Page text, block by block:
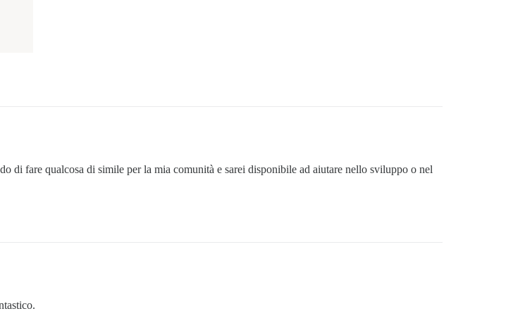
di fare qualcosa di simile per la mia comunità e sarei disponibile ad aiutare nello sviluppo o nel